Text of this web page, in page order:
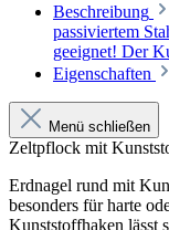
Beschreibung
passiviertem
geeignet! Der
Eigenschaften
Menü schließen
Zeltpflock mit
Erdnagel rund mit
besonders für harte
Kunststoffhaken lässt